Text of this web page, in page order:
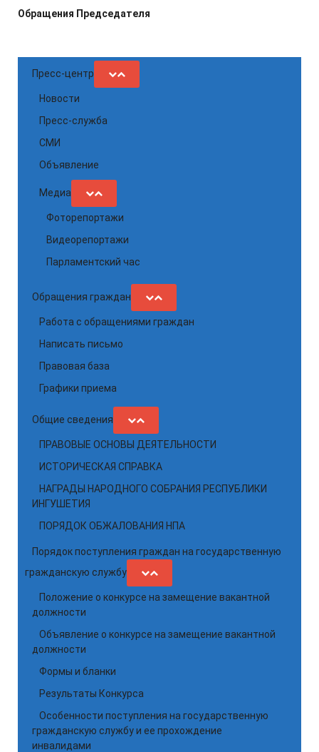
Обращения Председателя
Пресс-центр
Новости
Пресс-служба
СМИ
Объявление
Медиа
Фоторепортажи
Видеорепортажи
Парламентский час
Обращения граждан
Работа с обращениями граждан
Написать письмо
Правовая база
Графики приема
Общие сведения
ПРАВОВЫЕ ОСНОВЫ ДЕЯТЕЛЬНОСТИ
ИСТОРИЧЕСКАЯ СПРАВКА
НАГРАДЫ НАРОДНОГО СОБРАНИЯ РЕСПУБЛИКИ
ИНГУШЕТИЯ
ПОРЯДОК ОБЖАЛОВАНИЯ НПА
Порядок поступления граждан на государственную
гражданскую службу
Положение о конкурсе на замещение вакантной
должности
Объявление о конкурсе на замещение вакантной
должности
Формы и бланки
Результаты Конкурса
Особенности поступления на государственную
гражданскую службу и ее прохождение
инвалидами